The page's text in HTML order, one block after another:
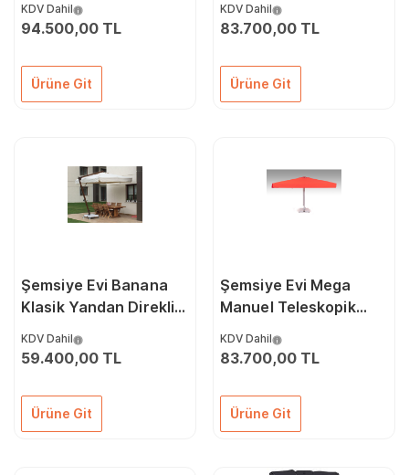
KDV Dahil
94.500,00 TL
Ürüne Git
KDV Dahil
83.700,00 TL
Ürüne Git
Şemsiye Evi Banana
Klasik Yandan Direkli
KDV Dahil
59.400,00 TL
Ürüne Git
Şemsiye Evi Mega
Manuel Teleskopik
KDV Dahil
83.700,00 TL
Ürüne Git